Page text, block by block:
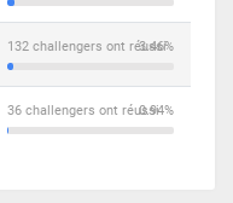
3.46%
132 challengers ont réussi
0.94%
36 challengers ont réussi